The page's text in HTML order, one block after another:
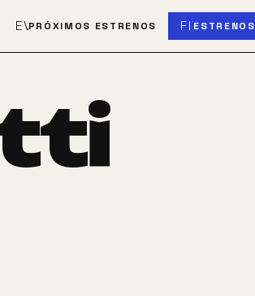
EVENT_UPCOMING
PRÓXIMOS ESTRENOS FIBER_NEW
ESTRENOS